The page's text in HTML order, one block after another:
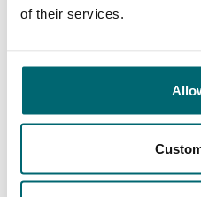
of their services.